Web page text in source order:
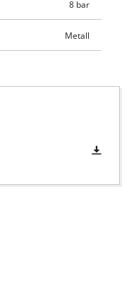
8 bar
Metall